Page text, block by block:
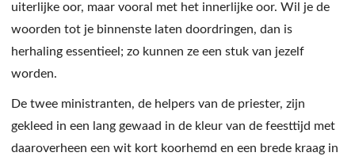
uiterlijke oor, maar vooral met het innerlijke oor. Wil je de
woorden tot je binnenste laten doordringen, dan is
herhaling essentieel; zo kunnen ze een stuk van jezelf
worden.
De twee ministranten, de helpers van de priester, zijn
gekleed in een lang gewaad in de kleur van de feesttijd met
daaroverheen een wit kort koorhemd en een brede kraag in